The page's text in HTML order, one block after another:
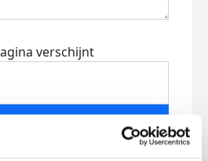
verschijnt
Volgende